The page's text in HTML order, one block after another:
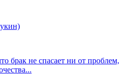
брак не спасает ни от проблем,